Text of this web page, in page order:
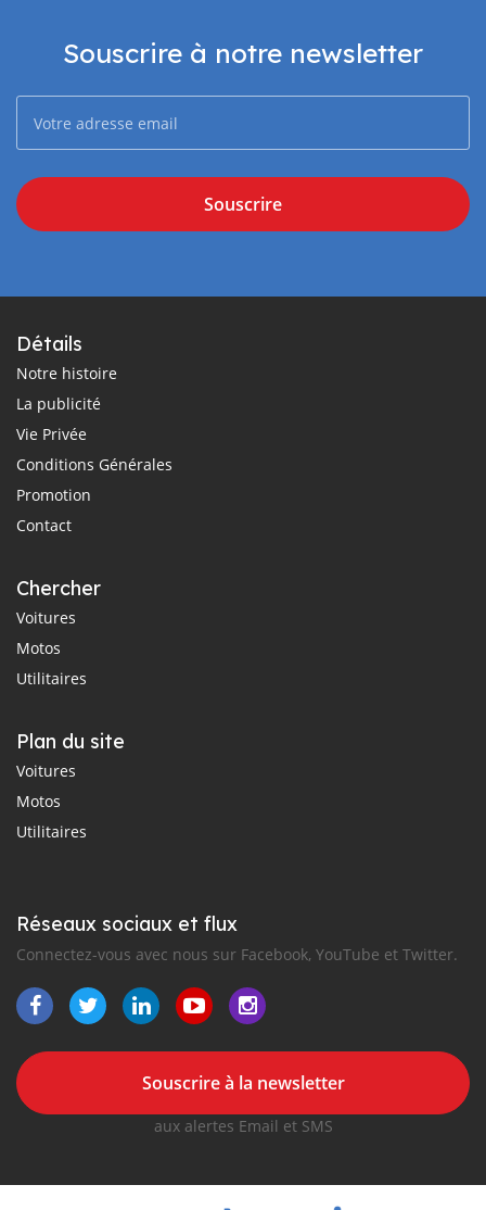
Souscrire à notre newsletter
Souscrire
Détails
Notre histoire
La publicité
Vie Privée
Conditions Générales
Promotion
Contact
Chercher
Voitures
Motos
Utilitaires
Plan du site
Voitures
Motos
Utilitaires
Réseaux sociaux et flux
Connectez-vous avec nous sur Facebook, YouTube et Twitter.
Souscrire à la newsletter
aux alertes Email et SMS